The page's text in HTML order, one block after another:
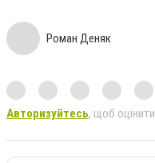
Роман Деняк
Авторизуйтесь, щоб оцінити